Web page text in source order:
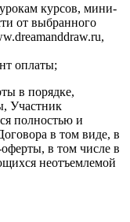
курсов, мини-
от выбранного
оплаты;
в порядке,
Участник
полностью и
в том виде, в
в том числе в
неотъемлемой